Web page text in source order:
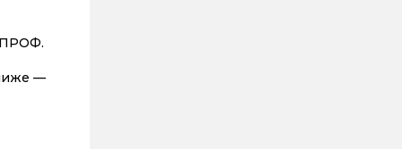
ПРОФ.
—